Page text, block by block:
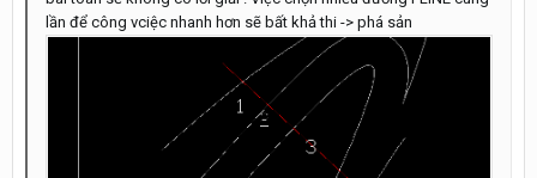
lần để công vciệc nhanh hơn sẽ bất khả thi -> phá sản